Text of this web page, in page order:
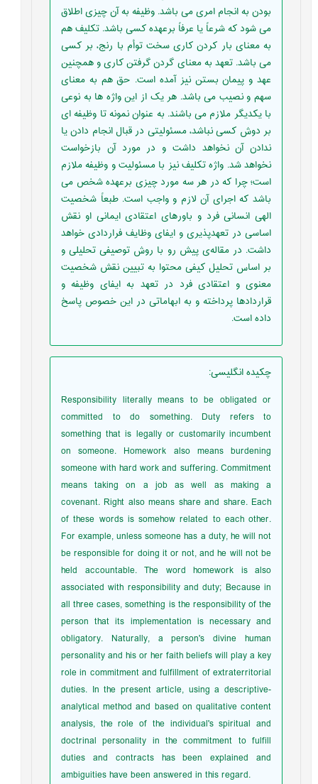
بودن به انجام امری می باشد. وظیفه به آن چیزی اطلاق
می شود که شرعاً یا عرفاً برعهده کسی باشد. تکلیف هم
به معنای بار کردن کاری سخت توأم با رنج، بر کسی
می باشد. تعهد به معنای گردن گرفتن کاری و همچنین
عهد و پیمان بستن نیز آمده است. حق هم به معنای
سهم و نصیب می باشد. هر یک از این واژه ها به نوعی
با یکدیگر ملازم می باشند. به عنوان نمونه تا وظیفه ای
بر دوش کسی نباشد، مسئولیتی در قبال انجام دادن یا
ندادن آن نخواهد داشت و در مورد آن بازخواست
نخواهد شد. واژه تکلیف نیز با مسئولیت و وظیفه ملازم
است؛ چرا که در هر سه مورد چیزی برعهده شخص می
باشد که اجرای آن لازم و واجب است. طبعاً شخصیت
الهی انسانی فرد و باورهای اعتقادی ایمانی او نقش
اساسی در تعهدپذیری و ایفای وظایف فراردادی خواهد
داشت. در مقاله‌ی پیش رو با روش توصیفی تحلیلی و
بر اساس تحلیل کیفی محتوا به تبیین نقش شخصیت
معنوی و اعتقادی فرد در تعهد به ایفای وظیفه و
قراردادها پرداخته و به ابهاماتی در این خصوص پاسخ
داده است.
چکیده انگلیسی:
Responsibility literally means to be obligated or
committed to do something. Duty refers to
something that is legally or customarily incumbent
on someone. Homework also means burdening
someone with hard work and suffering. Commitment
means taking on a job as well as making a
covenant. Right also means share and share. Each
of these words is somehow related to each other.
For example, unless someone has a duty, he will not
be responsible for doing it or not, and he will not be
held accountable. The word homework is also
associated with responsibility and duty; Because in
all three cases, something is the responsibility of the
person that its implementation is necessary and
obligatory. Naturally, a person's divine human
personality and his or her faith beliefs will play a key
role in commitment and fulfillment of extraterritorial
duties. In the present article, using a descriptive-
analytical method and based on qualitative content
analysis, the role of the individual's spiritual and
doctrinal personality in the commitment to fulfill
duties and contracts has been explained and
ambiguities have been answered in this regard.